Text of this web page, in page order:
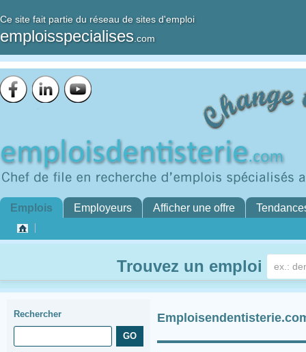
Ce site fait partie du réseau de sites d'emploi
emploisspecialises .com
Emplois Employeurs Afficher une offre
Trouvez un emploi
Rechercher